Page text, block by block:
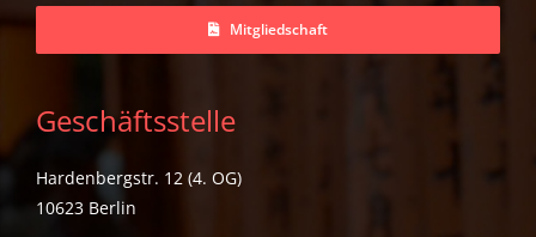
Mitgliedschaft
Geschäftsstelle
Hardenbergstr. 12 (4. OG)
10623 Berlin